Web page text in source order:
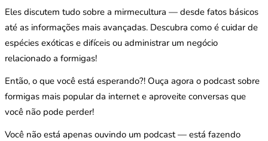
Eles discutem tudo sobre a mirmecultura — desde fatos básicos
até as informações mais avançadas. Descubra como é cuidar de
espécies exóticas e difíceis ou administrar um negócio
relacionado a formigas!
Então, o que você está esperando?! Ouça agora o podcast sobre
formigas mais popular da internet e aproveite conversas que
você não pode perder!
Você não está apenas ouvindo um podcast — está fazendo